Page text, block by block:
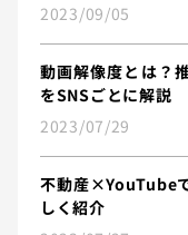
2023/09/05
動画解像度とは？
をSNSごとに解説
2023/07/29
不動産×YouTube
しく紹介